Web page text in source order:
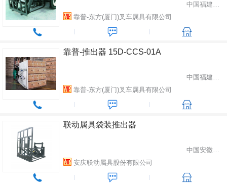
中国福建省厦门市
靠普-东方(厦门)叉车属具有限公司
靠普-推出器 15D-CCS-01A
中国福建省厦门市
靠普-东方(厦门)叉车属具有限公司
联动属具袋装推出器
中国安徽省安庆市
安庆联动属具股份有限公司